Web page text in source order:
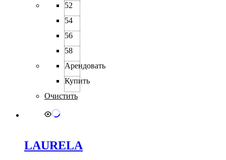
52
54
56
58
Арендовать
Купить
Очистить
LAURELA